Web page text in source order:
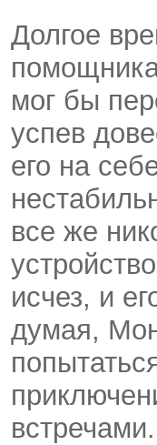
Долгое
мог бы
успев
его на
все же
исчез, и
думая,
встречами.